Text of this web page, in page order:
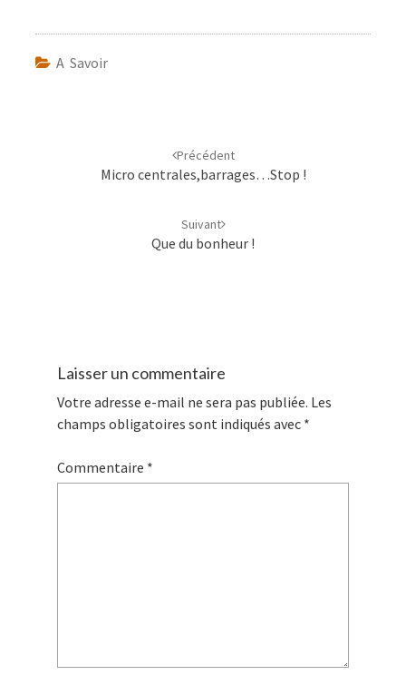
A Savoir
Précédent
Micro centrales,barrages…Stop !
Suivant
Que du bonheur !
Laisser un commentaire
Votre adresse e-mail ne sera pas publiée. Les
champs obligatoires sont indiqués avec *
Commentaire *